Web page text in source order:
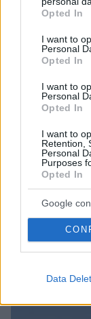
grant or deny
use your data
consent section.
Opted In
I want to
Personal
Opted In
I want to
Personal
Opted In
I want to
Retention,
Personal
Purposes
Opted In
Google
Data
σημειώσεις
Δύο
Βραχυκύκλωσε
πριν 40 λεπτά
ΤΑ ΠΙΟ